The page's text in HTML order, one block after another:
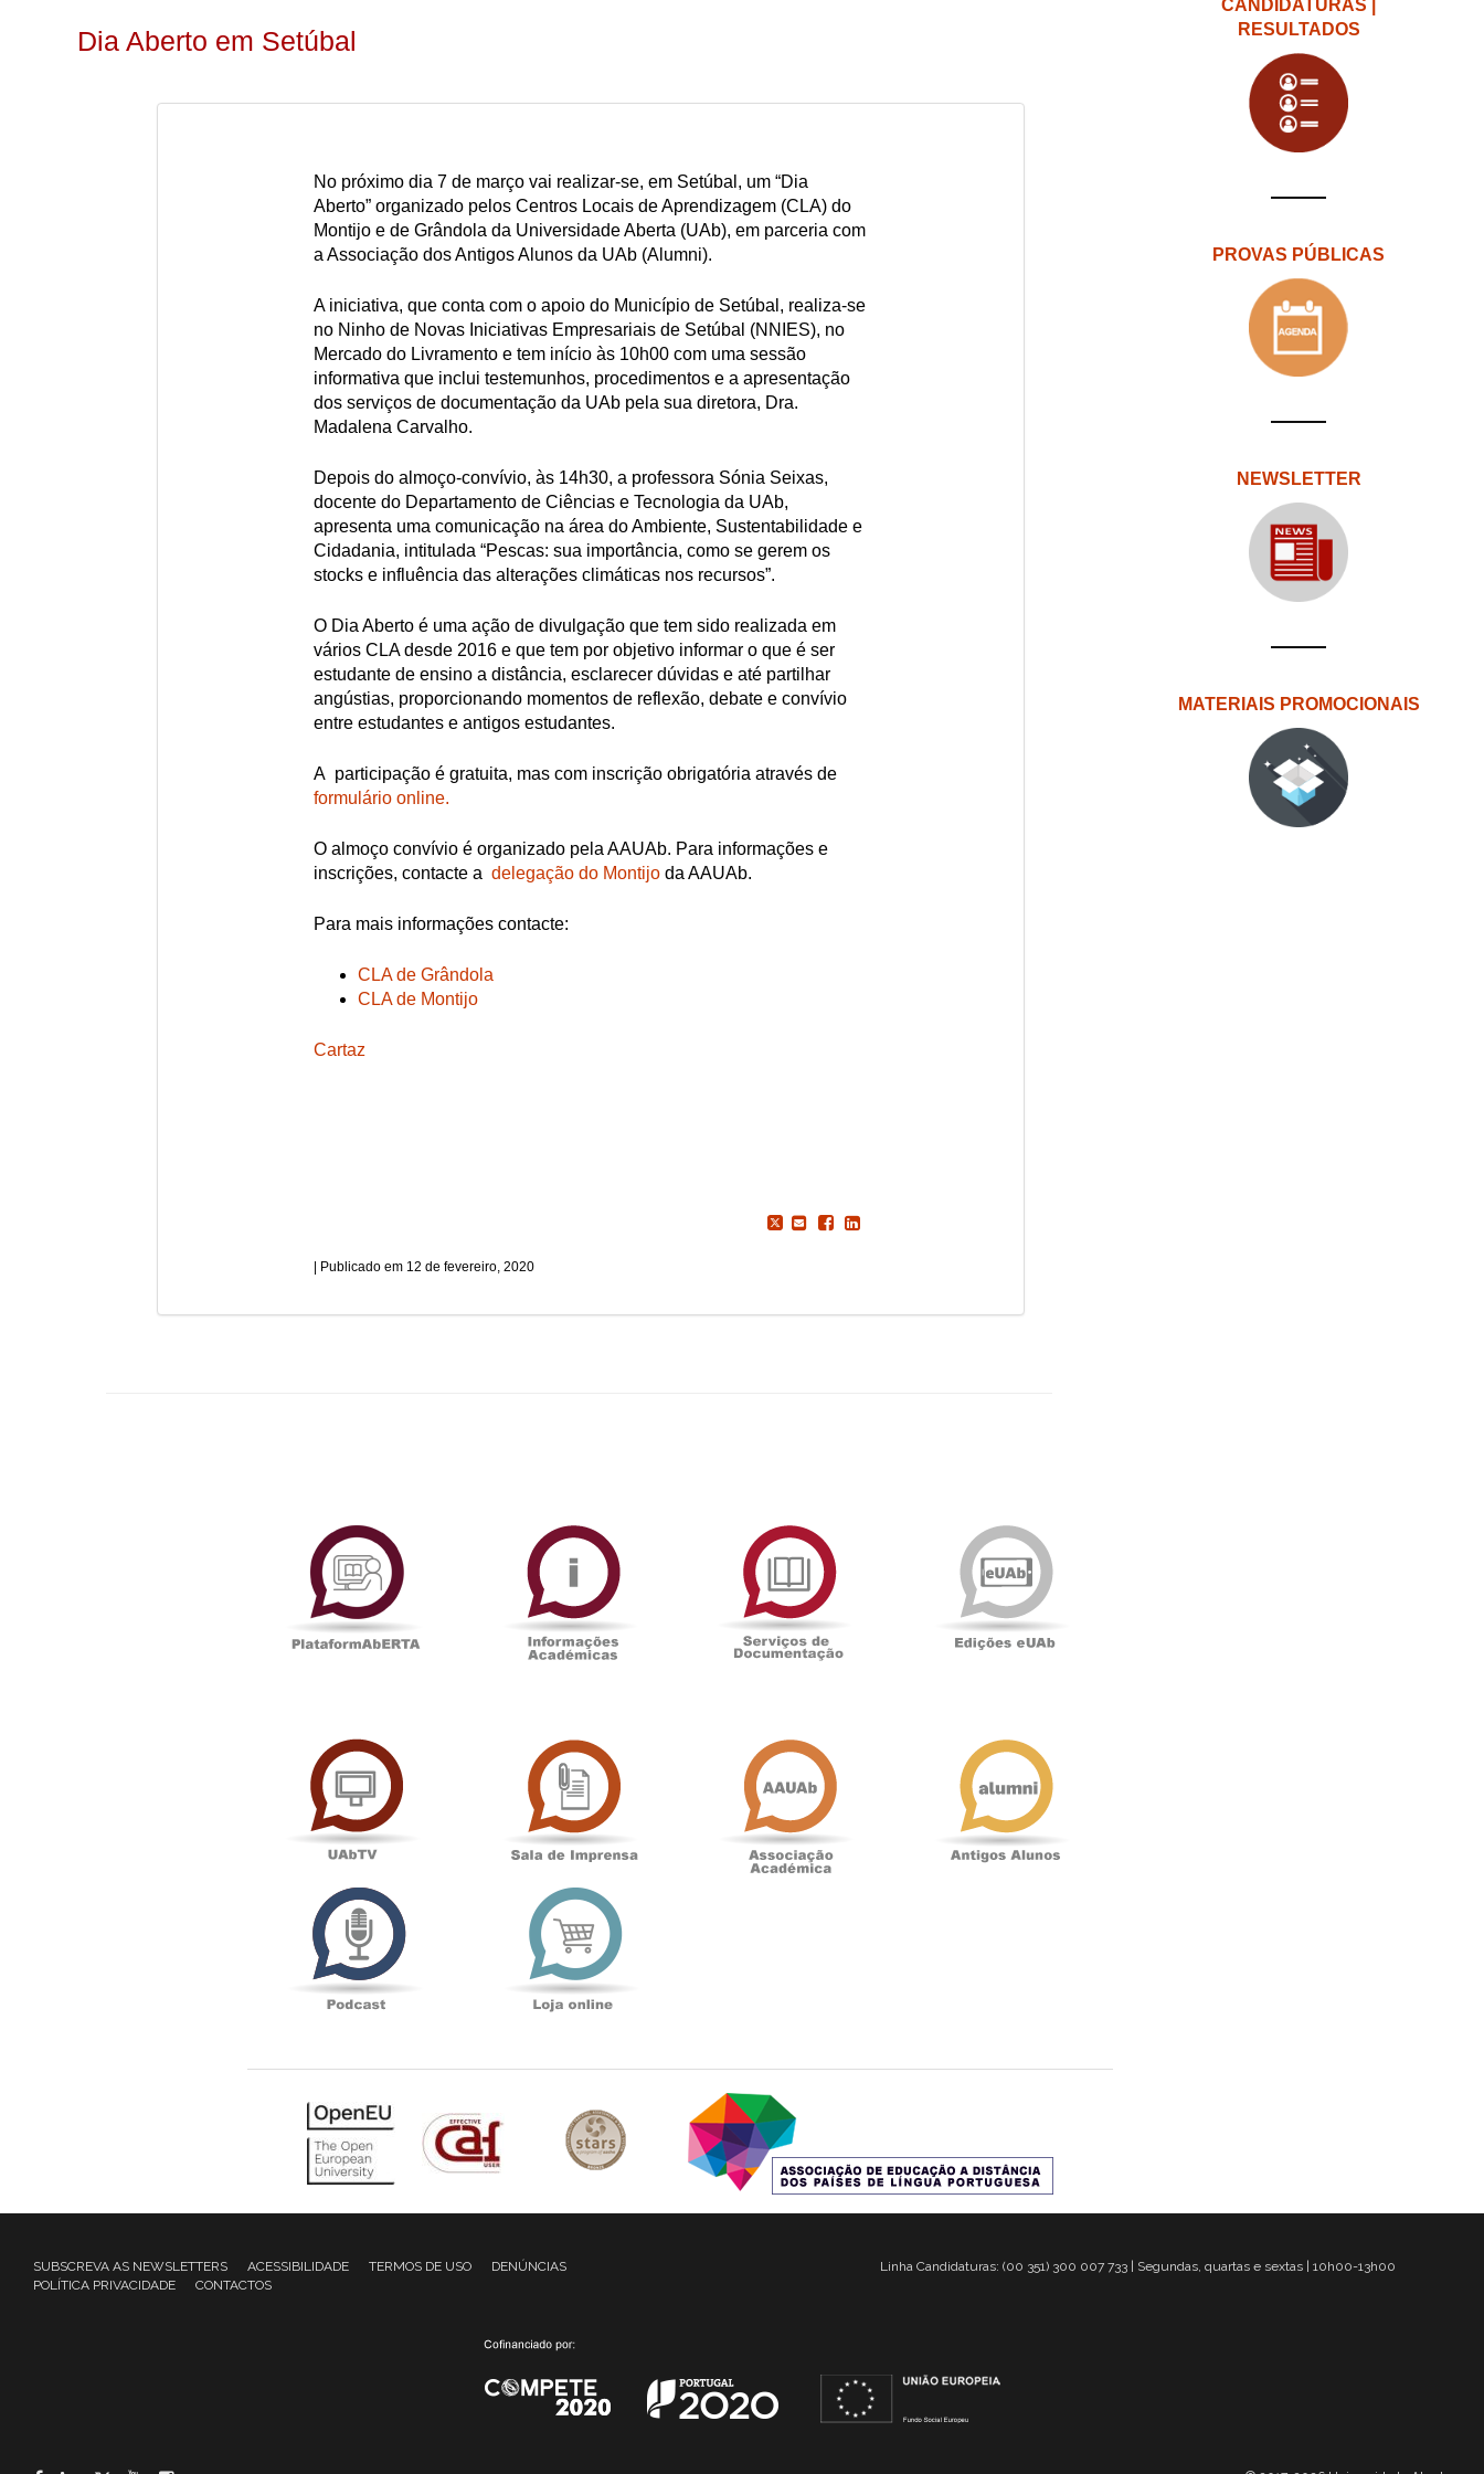
Dia Aberto em Setúbal
No próximo dia 7 de março vai realizar-se, em Setúbal, um “Dia
Aberto” organizado pelos Centros Locais de Aprendizagem (CLA) do
Montijo e de Grândola da Universidade Aberta (UAb), em parceria com
a Associação dos Antigos Alunos da UAb (Alumni).
A iniciativa, que conta com o apoio do Município de Setúbal, realiza-se
no Ninho de Novas Iniciativas Empresariais de Setúbal (NNIES), no
Mercado do Livramento e tem início às 10h00 com uma sessão
informativa que inclui testemunhos, procedimentos e a apresentação
dos serviços de documentação da UAb pela sua diretora, Dra.
Madalena Carvalho.
Depois do almoço-convívio, às 14h30, a professora Sónia Seixas,
docente do Departamento de Ciências e Tecnologia da UAb,
apresenta uma comunicação na área do Ambiente, Sustentabilidade e
Cidadania, intitulada “Pescas: sua importância, como se gerem os
stocks e influência das alterações climáticas nos recursos”.
O Dia Aberto é uma ação de divulgação que tem sido realizada em
vários CLA desde 2016 e que tem por objetivo informar o que é ser
estudante de ensino a distância, esclarecer dúvidas e até partilhar
angústias, proporcionando momentos de reflexão, debate e convívio
entre estudantes e antigos estudantes.
A participação é gratuita, mas com inscrição obrigatória através de
formulário online.
O almoço convívio é organizado pela AAUAb. Para informações e
inscrições, contacte a delegação do Montijoda AAUAb.
Para mais informações contacte:
CLA de Grândola
CLA de Montijo
Cartaz
12 de fevereiro, 2020
CANDIDATURAS |
RESULTADOS
PROVAS PÚBLICAS
NEWSLETTER
MATERIAIS PROMOCIONAIS
PlataformAberta
Académicas
Documentação
SUBSCREVA AS NEWSLETTERS ACESSIBILIDADE TERMOS DE USO
DENÚNCIAS
POLÍTICA PRIVACIDADE
CONTACTOS
Linha Candidaturas: (00 351) 300 007 733 | Segundas, quartas e sextas | 10h00-13h00